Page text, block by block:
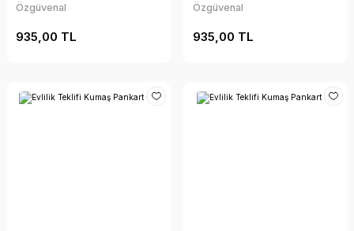
Özgüvenal
935,00 TL
Özgüvenal
935,00 TL